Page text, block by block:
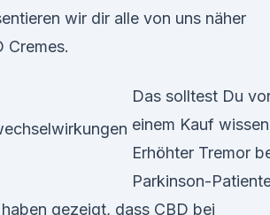
wir dir alle von uns näher
Cremes.
Das solltest Du
einem Kauf
Erhöhter Tremor
Parkinson-
gezeigt, dass CBD bei